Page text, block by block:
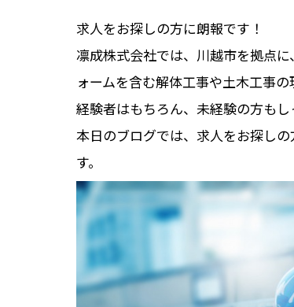
求人をお探しの方に朗報です！
凛成株式会社では、川越市を拠点
ォームを含む解体工事や土木工事の
経験者はもちろん、未経験の方もし
本日のブログでは、求人をお探し
す。